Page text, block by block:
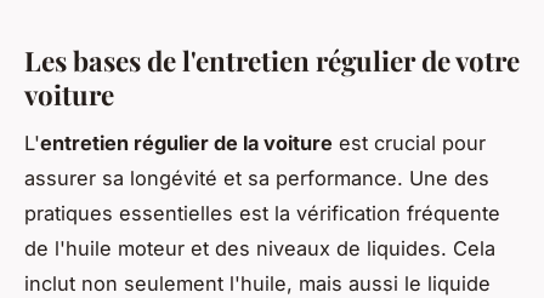
Les bases de l'entretien régulier de votre
voiture
L'entretien régulier de la voiture est crucial pour
assurer sa longévité et sa performance. Une des
pratiques essentielles est la vérification fréquente
de l'huile moteur et des niveaux de liquides. Cela
inclut non seulement l'huile, mais aussi le liquide